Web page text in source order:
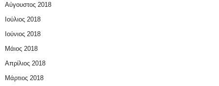
Αύγουστος 2018
Ιούλιος 2018
Ιούνιος 2018
Μάιος 2018
Απρίλιος 2018
Μάρτιος 2018